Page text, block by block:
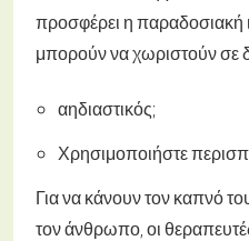
προσφέρει η παραδοσιακή
μπορούν να χωριστούν σε
αηδιαστικός;
Χρησιμοποιήστε
Για να κάνουν τον καπνό
τον άνθρωπο, οι